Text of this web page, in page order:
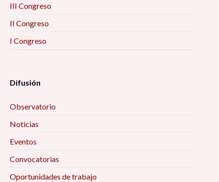
III Congreso
II Congreso
I Congreso
Difusión
Observatorio
Noticias
Eventos
Convocatorias
Oportunidades de trabajo